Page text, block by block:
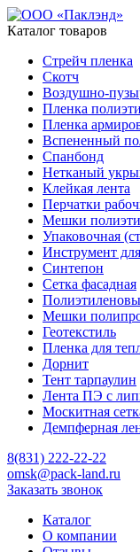
Каталог товаров
Стрейч пленка
Скотч
Воздушно-
Пленка
Пленка
Вспененный
Спанбонд
Нетканый
Клейкая лента
Перчатки
Мешки
Упаковочная
Инструмент
Синтепон
Сетка фасадная
Мешки
Геотекстиль
Пленка для
Дорнит
Тент тарпаулин
Лента ПЭ с
Москитная
Демпферная
8(831) 222-22-22
omsk@pack-land.ru
Заказать звонок
Каталог
О компании